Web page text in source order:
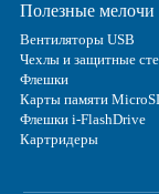
Полезные мелочи
Вентиляторы USB
Чехлы и защитные
Флешки
Карты памяти
Флешки i-FlashDrive
Картридеры